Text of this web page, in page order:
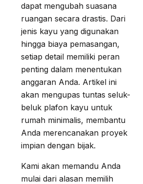
dapat mengubah suasana
ruangan secara drastis. Dari
jenis kayu yang digunakan
hingga biaya pemasangan,
setiap detail memiliki peran
penting dalam menentukan
anggaran Anda. Artikel ini
akan mengupas tuntas seluk-
beluk plafon kayu untuk
rumah minimalis, membantu
Anda merencanakan proyek
impian dengan bijak.
Kami akan memandu Anda
mulai dari alasan memilih